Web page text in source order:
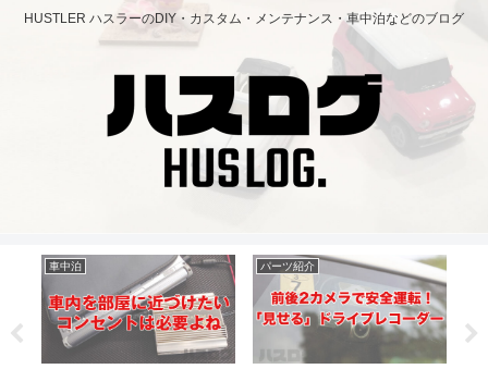
HUSTLER ハスラーのDIY・カスタム・メンテナンス・車中泊などのブログ
車中泊 パーツ紹介